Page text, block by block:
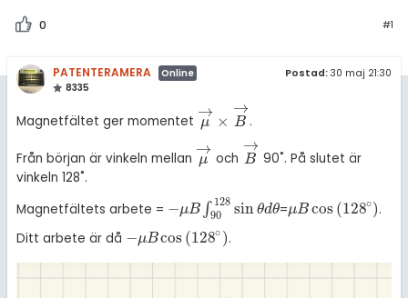
0 #1
PATENTERAMERA
Online
8335
Postad: 30 maj 21:30
Magnetfältet ger momentet μ
→ × B
→
μ→ ×B → .
Från början är vinkeln mellan μ
→
μ→ och B
→
B→ 90˚. På slutet är
vinkeln 128˚.
Magnetfältets arbete = −μB ∫ 128
90
sinθdθ
-μB∫90128sinθdθ =μBcos(128∘)
μBcos128°
.
Ditt arbete är då −μBcos(128∘ )
-μBcos128° .